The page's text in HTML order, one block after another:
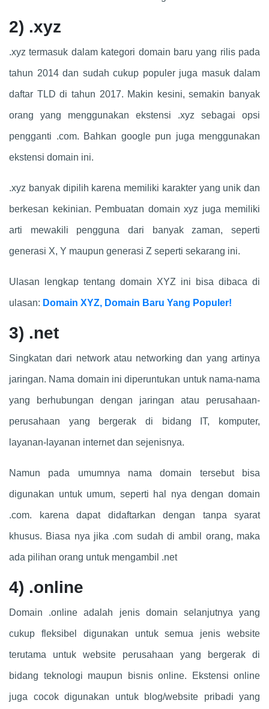
2) .xyz
.xyz termasuk dalam kategori domain baru yang rilis pada
tahun 2014 dan sudah cukup populer juga masuk dalam
daftar TLD di tahun 2017. Makin kesini, semakin banyak
orang yang menggunakan ekstensi .xyz sebagai opsi
pengganti .com. Bahkan google pun juga menggunakan
ekstensi domain ini.
.xyz banyak dipilih karena memiliki karakter yang unik dan
berkesan kekinian. Pembuatan domain xyz juga memiliki
arti mewakili pengguna dari banyak zaman, seperti
generasi X, Y maupun generasi Z seperti sekarang ini.
Ulasan lengkap tentang domain XYZ ini bisa dibaca di
ulasan: Domain XYZ, Domain Baru Yang Populer!
3) .net
Singkatan dari network atau networking dan yang artinya
jaringan. Nama domain ini diperuntukan untuk nama-nama
yang berhubungan dengan jaringan atau perusahaan-
perusahaan yang bergerak di bidang IT, komputer,
layanan-layanan internet dan sejenisnya.
Namun pada umumnya nama domain tersebut bisa
digunakan untuk umum, seperti hal nya dengan domain
.com. karena dapat didaftarkan dengan tanpa syarat
khusus. Biasa nya jika .com sudah di ambil orang, maka
ada pilihan orang untuk mengambil .net
4) .online
Domain .online adalah jenis domain selanjutnya yang
cukup fleksibel digunakan untuk semua jenis website
terutama untuk website perusahaan yang bergerak di
bidang teknologi maupun bisnis online. Ekstensi online
juga cocok digunakan untuk blog/website pribadi yang